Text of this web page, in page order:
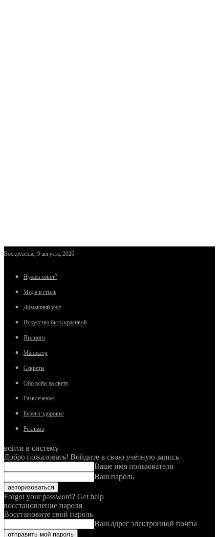
Воскресенье, 9 августа, 2026
Нужен совет?
Мода и стиль
Домашний уют
Искусство быть красивой
Пилинги
Маникюр
Секреты
Обо всём на свете
Развлечение
Береги здоровье
Реклама
войти в систему
Добро пожаловать! Войдите в свою учётную запись
Ваше имя пользователя
Ваш пароль
Forgot your password? Get help
восстановление пароля
Восстановите свой пароль
Ваш адрес электронной почты